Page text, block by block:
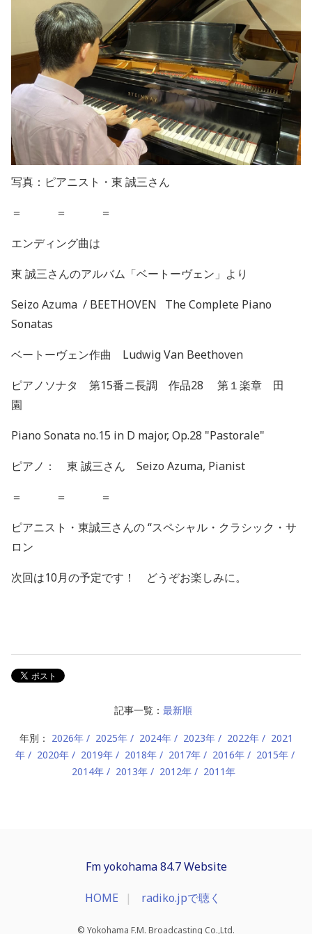
写真：ピアニスト・東 誠三さん
＝ ＝ ＝
エンディング曲は
東 誠三さんのアルバム「ベートーヴェン」より
Seizo Azuma / BEETHOVEN
The Complete Piano
Sonatas
ベートーヴェン作曲
Ludwig Van Beethoven
ピアノソナタ 第15番ニ長調 作品28
第１楽章 田
園
Piano Sonata no.15 in D major, Op.28 "Pastorale"
ピアノ： 東 誠三さん Seizo Azuma, Pianist
＝ ＝ ＝
ピアニスト・東誠三さんの“スペシャル・クラシック・サ
ロン
次回は10月の予定です！ どうぞお楽しみに。
記事一覧： 最新順
年別： 2026年 2025年 2024年 2023年 2022年
2021
年
2020年 2019年 2018年 2017年 2016年
2015年
2014年
2013年 2012年 2011年
Fm yokohama 84.7 Website
HOME radiko.jpで聴く
© Yokohama F.M. Broadcasting Co.,Ltd.